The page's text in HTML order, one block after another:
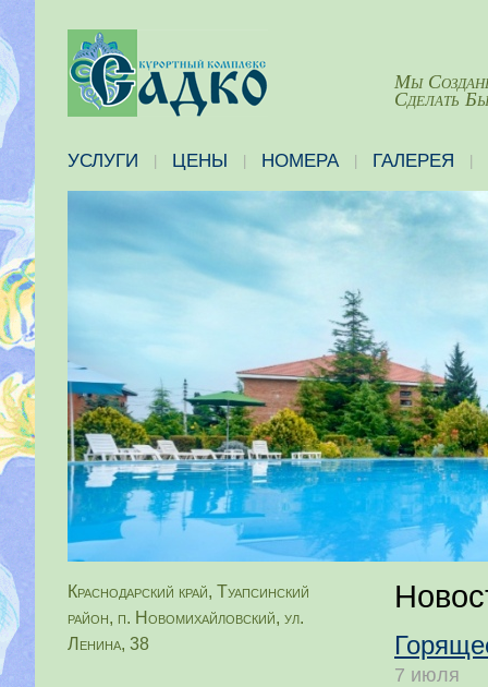
Мы
Сделать
УСЛУГИ ЦЕНЫ НОМЕРА ГАЛЕРЕЯ
Краснодарский край, Туапсинский
район, п. Новомихайловский, ул.
Ленина, 38
7 июля